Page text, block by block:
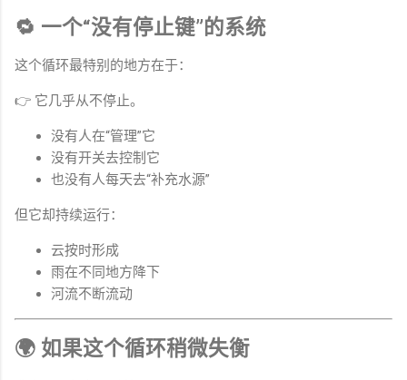
🔁 一个“没有停止键”的系统
这个循环最特别的地方在于：
👉 它几乎从不停止。
没有人在“管理”它
没有开关去控制它
也没有人每天去“补充水源”
但它却持续运行：
云按时形成
雨在不同地方降下
河流不断流动
🌍 如果这个循环稍微失衡